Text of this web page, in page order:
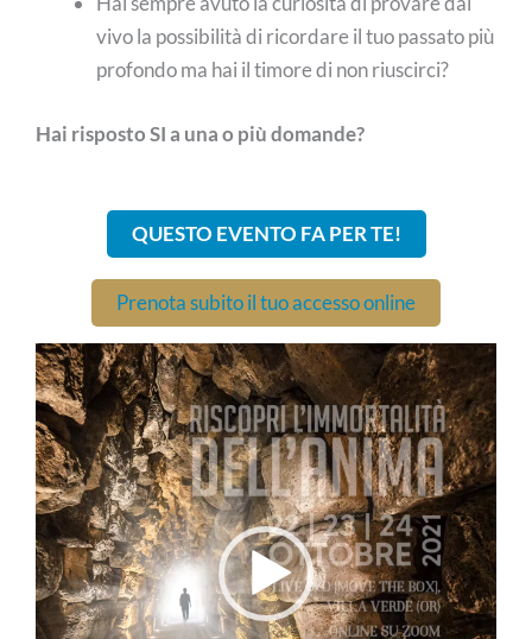
vivo la possibilità di ricordare il tuo passato più
profondo ma hai il timore di non riuscirci?
Hai risposto SI a una o più domande?
QUESTO EVENTO FA PER TE!
Prenota subito il tuo accesso online
Video
Player